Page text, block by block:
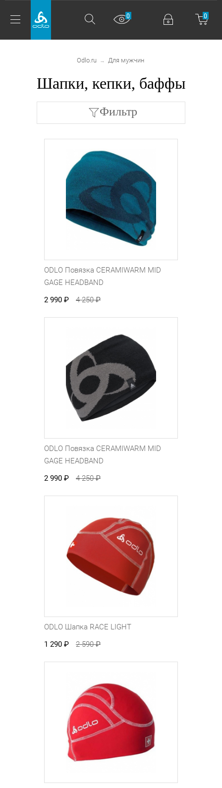
0
0
Odlo.ru → Для мужчин
Шапки, кепки, баффы
Фильтр
ODLO Повязка CERAMIWARM MID
GAGE HEADBAND
2 990 ₽ 4 250₽
ODLO Повязка CERAMIWARM MID
GAGE HEADBAND
2 990 ₽ 4 250₽
ODLO Шапка RACE LIGHT
1 290 ₽ 2 590₽